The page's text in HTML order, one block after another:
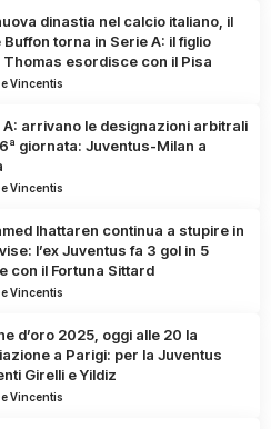
dinastia nel calcio italiano, il
Buffon torna in Serie A: il figlio
Thomas esordisce con il Pisa
Vincentis
A: arrivano le designazioni arbitrali
giornata: Juventus-Milan a
Vincentis
Ihattaren continua a stupire in
l’ex Juventus fa 3 gol in 5
con il Fortuna Sittard
Vincentis
d’oro 2025, oggi alle 20 la
a Parigi: per la Juventus
Girelli e Yildiz
Vincentis